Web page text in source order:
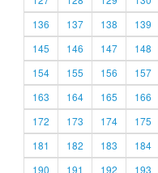
136
137 138 139
145
146 147 148
154
155 156 157
163
164 165 166
172
173 174 175
181
182 183 184
190
191 192 193